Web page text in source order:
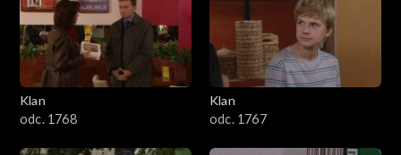
Klan
odc. 1768
Klan
odc. 1767